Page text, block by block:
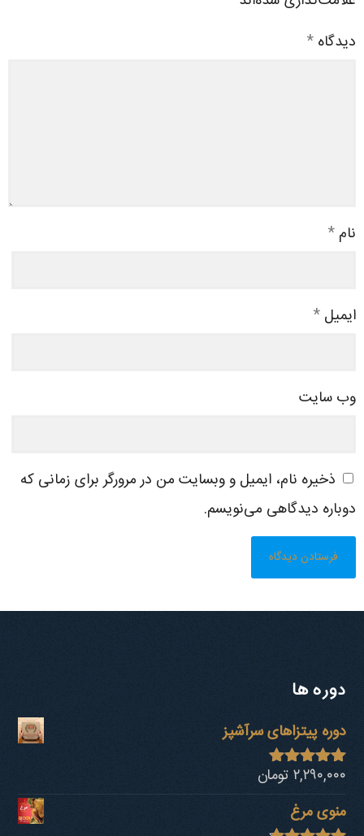
دیدگاه *
نام *
ایمیل *
وب‌ سایت
ذخیره نام، ایمیل و وبسایت من در مرورگر برای زمانی که
دوباره دیدگاهی می‌نویسم.
دوره ها
دوره پیتزاهای سرآشپز
نمره4.94
از 5
۲,۲۹۰,۰۰۰ تومان
منوی مرغ